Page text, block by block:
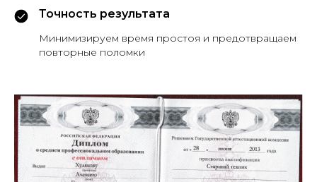
Точность результата
Минимизируем время простоя и предотвращаем
повторные поломки